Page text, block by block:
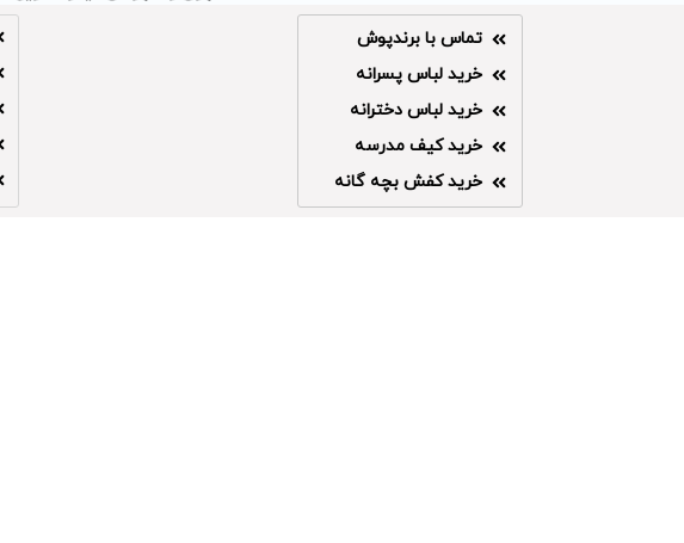
تماس با برندپوش
خرید لباس پسرانه
خرید لباس دخترانه
خرید کیف مدرسه
خرید کفش بچه گانه